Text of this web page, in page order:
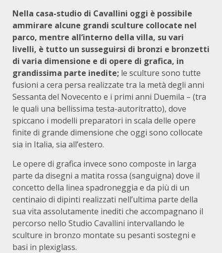
Nella casa-studio di Cavallini oggi è possibile
ammirare alcune grandi sculture collocate nel
parco, mentre all’interno della villa, su vari
livelli, è tutto un susseguirsi di bronzi e bronzetti
di varia dimensione e di opere di grafica, in
grandissima parte inedite; le sculture sono tutte
fusioni a cera persa realizzate tra la metà degli anni
Sessanta del Novecento e i primi anni Duemila – (tra
le quali una bellissima testa-autoritratto), dove
spiccano i modelli preparatori in scala delle opere
finite di grande dimensione che oggi sono collocate
sia in Italia, sia all’estero.
Le opere di grafica invece sono composte in larga
parte da disegni a matita rossa (sanguigna) dove il
concetto della linea spadroneggia e da più di un
centinaio di dipinti realizzati nell’ultima parte della
sua vita assolutamente inediti che accompagnano il
percorso nello Studio Cavallini intervallando le
sculture in bronzo montate su pesanti sostegni e
basi in plexiglass.